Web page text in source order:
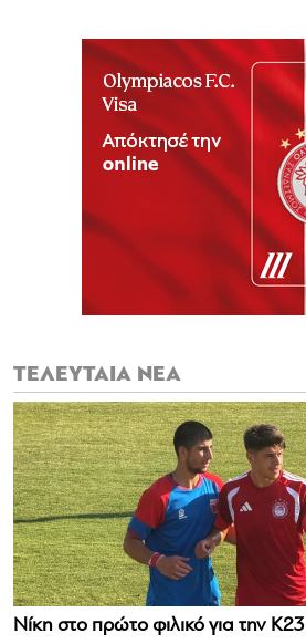
ΤΕΛΕΥΤΑΙΑ ΝΕΑ
Νίκη στο πρώτο φιλικό για την Κ23